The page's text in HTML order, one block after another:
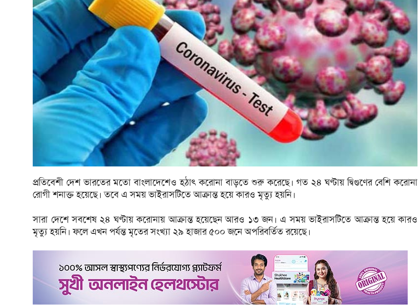
প্রতিবেশী দেশ ভারতের মতো বাংলাদেশেও হঠাৎ করোনা বাড়তে শুরু করেছে। গত ২৪ ঘণ্টায় দ্বিগুণের বেশি করোনা
রোগী শনাক্ত হয়েছে। তবে এ সময় ভাইরাসটিতে আক্রান্ত হয়ে কারও মৃত্যু হয়নি।
সারা দেশে সবশেষ ২৪ ঘণ্টায় করোনায় আক্রান্ত হয়েছেন আরও ১৩ জন। এ সময় ভাইরাসটিতে আক্রান্ত হয়ে কারও
মৃত্যু হয়নি। ফলে এখন পর্যন্ত মৃতের সংখ্যা ২৯ হাজার ৫০০ জনে অপরিবর্তিত রয়েছে।